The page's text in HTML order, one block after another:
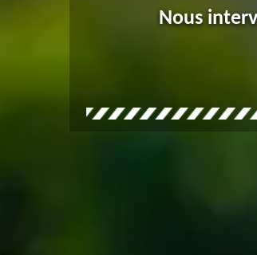
Nous